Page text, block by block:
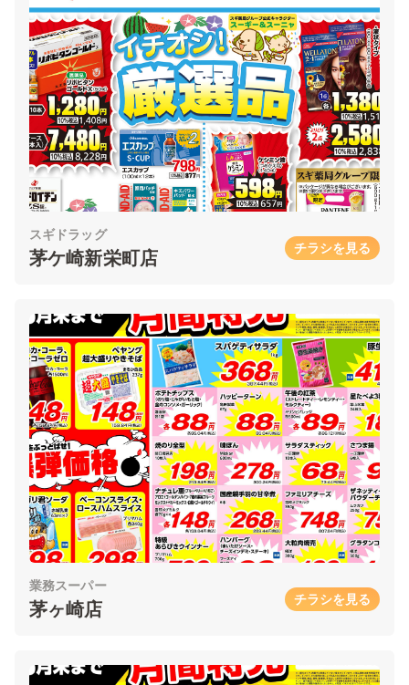
スギドラッグ
茅ケ崎新栄町店 チラシを見る
業務スーパー
茅ヶ崎店 チラシを見る